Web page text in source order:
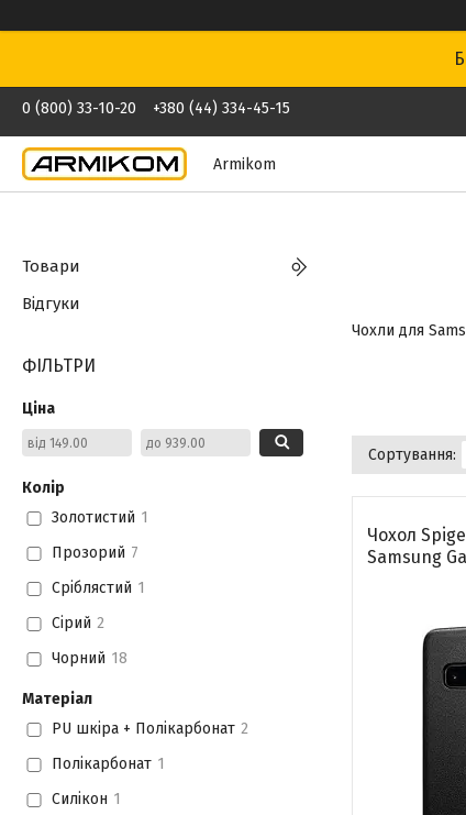
0 (800) 33-10-20 +380 (44) 334-45-15
Armikom
Чохли для
Чохол
Samsung
Товари
Відгуки
ФІЛЬТРИ
Ціна
Колір
Золотистий 1
Прозорий 7
Сріблястий 1
Сірий 2
Чорний 18
Матеріал
PU шкіра + Полікарбонат 2
Полікарбонат 1
Силікон 1